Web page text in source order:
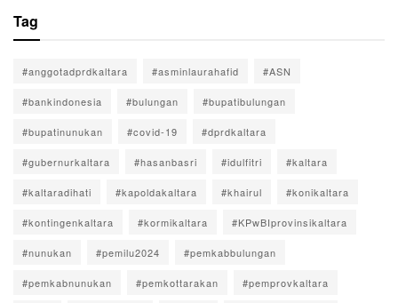
Tag
#anggotadprdkaltara #asminlaurahafid #ASN
#bankindonesia #bulungan #bupatibulungan
#bupatinunukan #covid-19 #dprdkaltara
#gubernurkaltara #hasanbasri #idulfitri #kaltara
#kaltaradihati #kapoldakaltara #khairul #konikaltara
#kontingenkaltara #kormikaltara #KPwBIprovinsikaltara
#nunukan #pemilu2024 #pemkabbulungan
#pemkabnunukan #pemkottarakan #pemprovkaltara